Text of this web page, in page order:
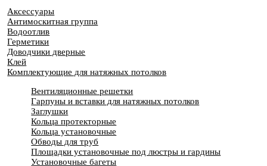
Аксессуары
Антимоскитная группа
Водоотлив
Герметики
Доводчики дверные
Клей
Комплектующие для натяжных потолков
Вентиляционные решетки
Гарпуны и вставки для натяжных потолков
Заглушки
Кольца протекторные
Кольца установочные
Обводы для труб
Площадки установочные под люстры и гардины
Установочные багеты